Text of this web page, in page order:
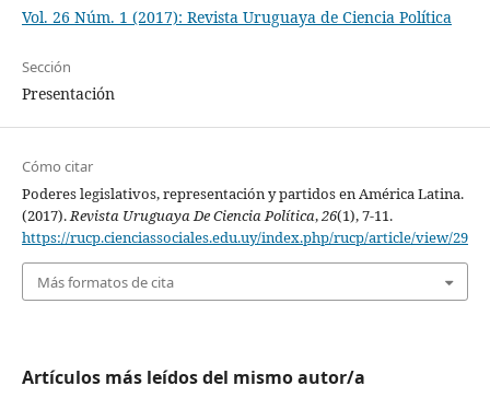
Vol. 26 Núm. 1 (2017): Revista Uruguaya de Ciencia Política
Sección
Presentación
Cómo citar
Poderes legislativos, representación y partidos en América Latina.
(2017).Revista Uruguaya De Ciencia Política,26(1), 7-11.
https://rucp.cienciassociales.edu.uy/index.php/rucp/article/view/29
Más formatos de cita
Artículos más leídos del mismo autor/a